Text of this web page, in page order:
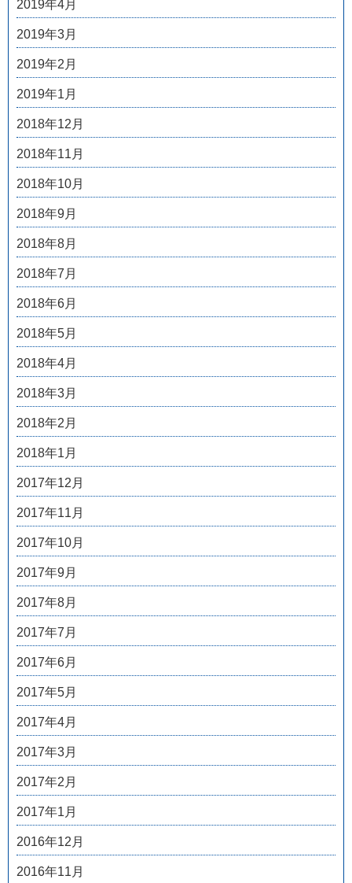
2019年4月
2019年3月
2019年2月
2019年1月
2018年12月
2018年11月
2018年10月
2018年9月
2018年8月
2018年7月
2018年6月
2018年5月
2018年4月
2018年3月
2018年2月
2018年1月
2017年12月
2017年11月
2017年10月
2017年9月
2017年8月
2017年7月
2017年6月
2017年5月
2017年4月
2017年3月
2017年2月
2017年1月
2016年12月
2016年11月